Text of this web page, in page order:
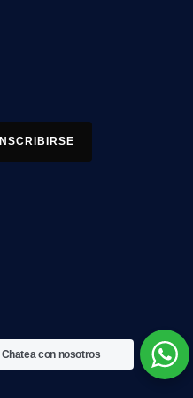
Chatea con nosotros